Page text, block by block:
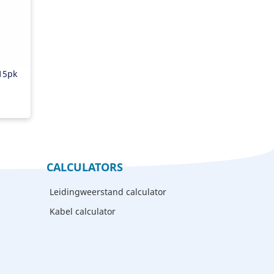
CALCULATORS
Leidingweerstand calculator
Kabel calculator